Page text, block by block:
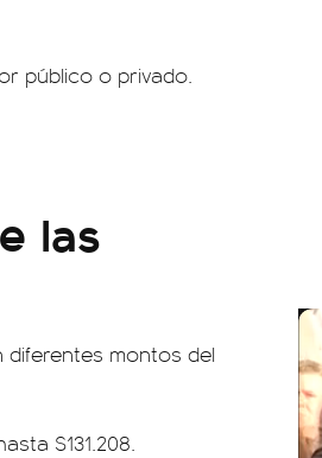
público o privado.
las
montos del
$131.208.